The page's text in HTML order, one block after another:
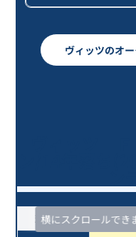
ヴィッツのオ
横にスクロールでき
査定時期 セルカ